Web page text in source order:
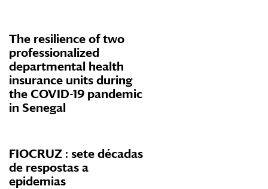
The resilience of two
professionalized
departmental health
insurance units during
the COVID-19 pandemic
in Senegal
FIOCRUZ : sete décadas
de respostas a
epidemias